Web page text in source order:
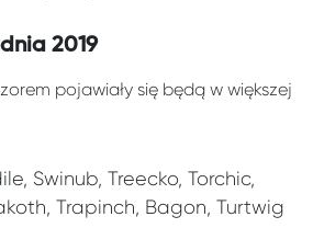
2019
pojawiały się będą w większej
Swinub, Treecko, Torchic,
Trapinch, Bagon, Turtwig